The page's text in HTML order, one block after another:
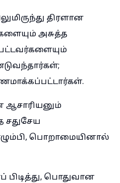
திரளான
அசுத்த
ஆசாரியனும்
சதுசேய
பொறாமையினால்
பொதுவான